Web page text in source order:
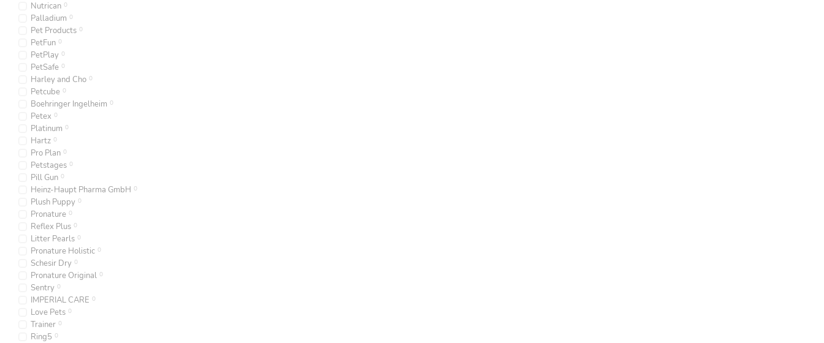
Nutrican 0
Palladium 0
Pet Products 0
PetFun 0
PetPlay 0
PetSafe 0
Harley and Cho 0
Petcube 0
Boehringer Ingelheim 0
Petex 0
Platinum 0
Hartz 0
Pro Plan 0
Petstages 0
Pill Gun 0
Heinz-Haupt Pharma GmbH 0
Plush Puppy 0
Pronature 0
Reflex Plus 0
Litter Pearls 0
Pronature Holistic 0
Schesir Dry 0
Pronature Original 0
Sentry 0
IMPERIAL CARE 0
Love Pets 0
Trainer 0
Ring5 0